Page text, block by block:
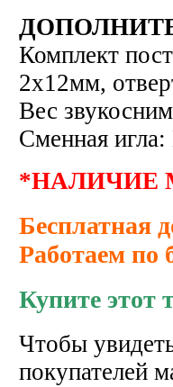
Комплект
2х12мм,
Вес
Сменная
*НАЛИЧИЕ
Бесплатная
Работаем по
Купите этот
Чтобы
покупателей